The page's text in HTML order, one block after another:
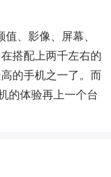
、影像、屏幕、
搭配上两千左右的
的手机之一了。而
的体验再上一个台